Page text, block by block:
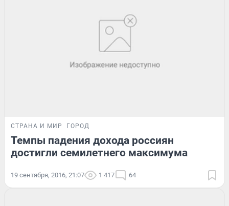
СТРАНА И МИР ГОРОД
Темпы падения дохода россиян
достигли семилетнего максимума
19 сентября, 2016, 21:07 1 417 64